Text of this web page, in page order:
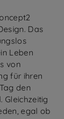
Das
Leben
von
für ihren
den
Gleichzeitig
egal ob